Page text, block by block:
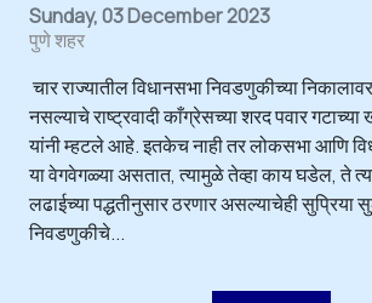
Sunday, 03 December 2023
पुणे शहर
चार राज्यातील विधानसभा निवडणुकीच्या
नसल्याचे राष्ट्रवादी काँग्रेसच्या शरद पवार
यांनी म्हटले आहे. इतकेच नाही तर लोकसभा आणि
या वेगवेगळ्या असतात, त्यामुळे तेव्हा काय घडेल, ते
लढाईच्या पद्धतीनुसार ठरणार असल्याचेही
निवडणुकीचे...